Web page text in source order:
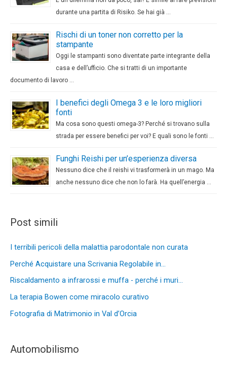
durante una partita di Risiko. Se hai già …
Rischi di un toner non corretto per la
stampante
Oggi le stampanti sono diventate parte integrante della
casa e dell’ufficio. Che si tratti di un importante
documento di lavoro …
I benefici degli Omega 3 e le loro migliori
fonti
Ma cosa sono questi omega-3? Perché si trovano sulla
strada per essere benefici per voi? E quali sono le fonti …
Funghi Reishi per un’esperienza diversa
Nessuno dice che il reishi vi trasformerà in un mago. Ma
anche nessuno dice che non lo farà. Ha quell’energia …
Post simili
I terribili pericoli della malattia parodontale non curata
Perché Acquistare una Scrivania Regolabile in…
Riscaldamento a infrarossi e muffa - perché i muri…
La terapia Bowen come miracolo curativo
Fotografia di Matrimonio in Val d’Orcia
Automobilismo